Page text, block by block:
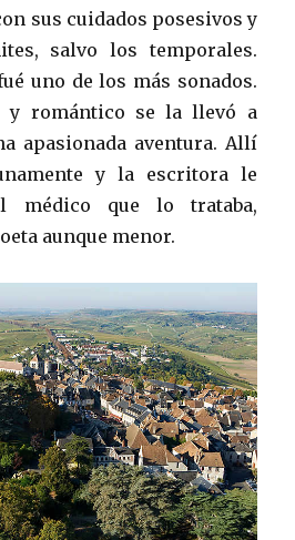
sus cuidados posesivos y
salvo los temporales.
uno de los más sonados.
y romántico se la llevó a
apasionada aventura. Allí
y la escritora le
médico que lo trataba,
aunque menor.